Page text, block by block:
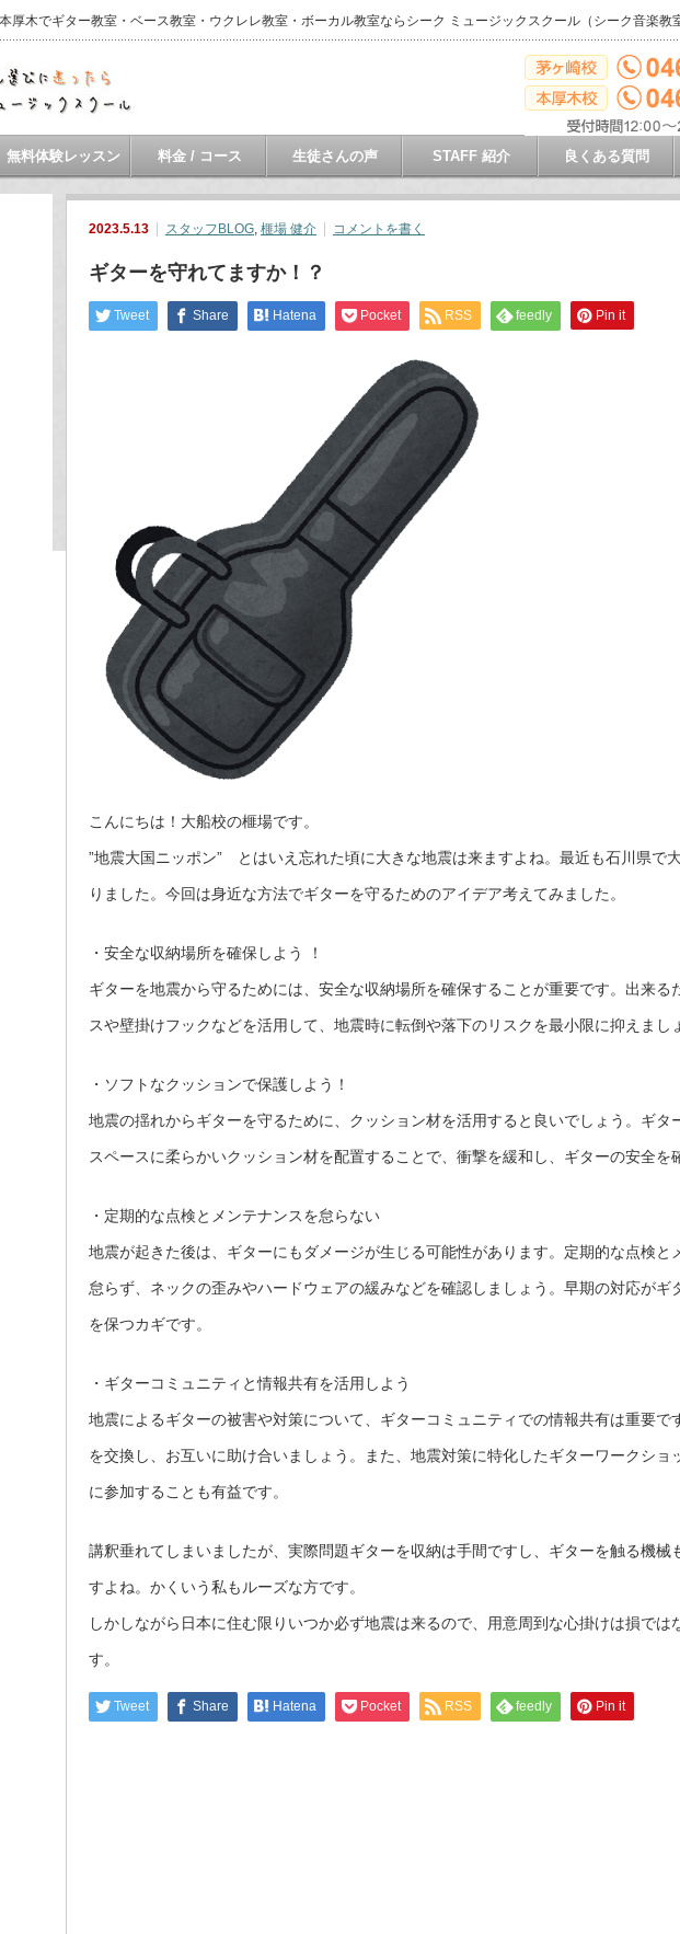
厚木でギター教室・ベース教室・ウクレレ教室・ボーカル教室ならシーク ミュージックスクール（シーク音楽教
無料体験レッスン 料金 / コース 生徒さんの声 STAFF 紹介 良くある質問
2023.5.13 スタッフBLOG, 榧場 健介 コメントを書く
ギターを守れてますか！？
Tweet Share Hatena Pocket RSS feedly Pin it
こんにちは！大船校の榧場です。
”地震大国ニッポン” とはいえ忘れた頃に大きな地震は来ますよね。最近も石川県で
りました。今回は身近な方法でギターを守るためのアイデア考えてみました。
・安全な収納場所を確保しよう ！
ギターを地震から守るためには、安全な収納場所を確保することが重要です。出来る
スや壁掛けフックなどを活用して、地震時に転倒や落下のリスクを最小限に抑えまし
・ソフトなクッションで保護しよう！
地震の揺れからギターを守るために、クッション材を活用すると良いでしょう。ギタ
スペースに柔らかいクッション材を配置することで、衝撃を緩和し、ギターの安全を
・定期的な点検とメンテナンスを怠らない
地震が起きた後は、ギターにもダメージが生じる可能性があります。定期的な点検と
怠らず、ネックの歪みやハードウェアの緩みなどを確認しましょう。早期の対応がギ
を保つカギです。
・ギターコミュニティと情報共有を活用しよう
地震によるギターの被害や対策について、ギターコミュニティでの情報共有は重要で
を交換し、お互いに助け合いましょう。また、地震対策に特化したギターワークショ
に参加することも有益です。
講釈垂れてしまいましたが、実際問題ギターを収納は手間ですし、ギターを触る機械
すよね。かくいう私もルーズな方です。
しかしながら日本に住む限りいつか必ず地震は来るので、用意周到な心掛けは損では
す。
Tweet Share Hatena Pocket RSS feedly Pin it